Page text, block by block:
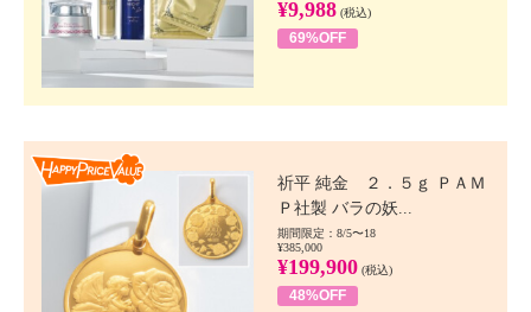
¥9,988 (税込)
69%OFF
祈平 純金 ２．５ｇ ＰＡＭ
Ｐ社製 バラの妖...
期間限定：8/5〜18
¥385,000
¥199,900 (税込)
48%OFF